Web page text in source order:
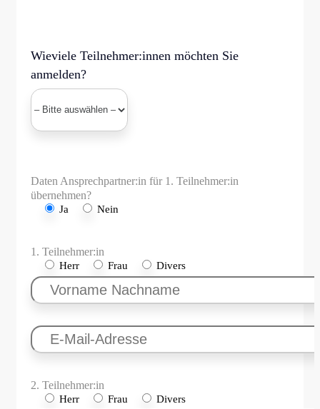
Wieviele Teilnehmer:innen möchten Sie
anmelden?
Daten Ansprechpartner:in für 1. Teilnehmer:in
übernehmen?
Ja Nein
1. Teilnehmer:in
Herr Frau Divers
2. Teilnehmer:in
Herr Frau Divers